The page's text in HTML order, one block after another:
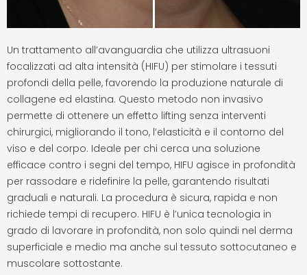
Un trattamento all’avanguardia che utilizza ultrasuoni
focalizzati ad alta intensità (HIFU) per stimolare i tessuti
profondi della pelle, favorendo la produzione naturale di
collagene ed elastina. Questo metodo non invasivo
permette di ottenere un effetto lifting senza interventi
chirurgici, migliorando il tono, l’elasticità e il contorno del
viso e del corpo. Ideale per chi cerca una soluzione
efficace contro i segni del tempo, HIFU agisce in profondità
per rassodare e ridefinire la pelle, garantendo risultati
graduali e naturali. La procedura è sicura, rapida e non
richiede tempi di recupero. HIFU è l’unica tecnologia in
grado di lavorare in profondità, non solo quindi nel derma
superficiale e medio ma anche sul tessuto sottocutaneo e
muscolare sottostante.